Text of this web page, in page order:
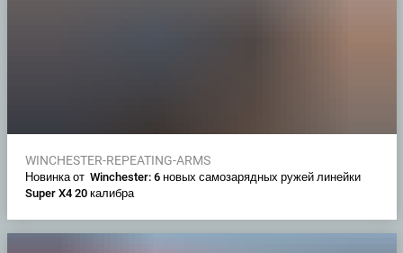
WINCHESTER-REPEATING-ARMS
Новинка от Winchester: 6 новых самозарядных ружей линейки
Super X4 20 калибра